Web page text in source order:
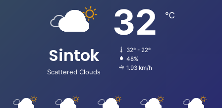
Sintok
Scattered Clouds
32 ℃
32º - 22º
48%
1.93 km/h